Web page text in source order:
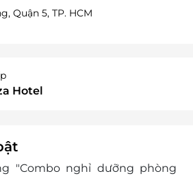
Quận 5, TP. HCM
Hotel
"Combo nghỉ dưỡng phòng